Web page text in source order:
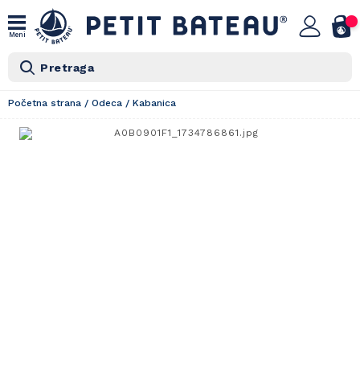
Meni
Pretraga
Početna strana / Odeca / Kabanica